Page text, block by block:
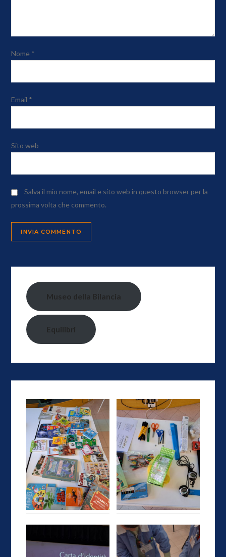
Nome *
Email *
Sito web
Salva il mio nome, email e sito web in questo browser per la
prossima volta che commento.
Museo della Bilancia
Equilibri